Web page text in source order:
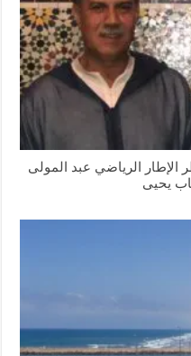
الرياضي عبد المولى
يحيى